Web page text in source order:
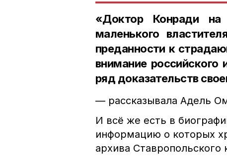
«Доктор Конради на
маленького
преданности к
внимание
ряд доказательств
— рассказывала Адель
И всё же есть в
информацию о которых
архива Ставропольского